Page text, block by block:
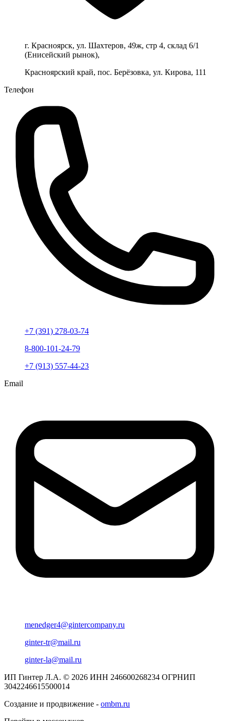
г. Красноярск, ул. Шахтеров, 49ж, стр 4, склад 6/1
(Енисейский рынок),
Красноярский край, пос. Берёзовка, ул. Кирова, 111
Телефон
+7 (391) 278-03-74
8-800-101-24-79
+7 (913) 557-44-23
Email
menedger4@gintercompany.ru
ginter-tr@mail.ru
ginter-la@mail.ru
ИП Гинтер Л.А. © 2026 ИНН 246600268234 ОГРНИП
3042246615500014
Создание и продвижение - ombm.ru